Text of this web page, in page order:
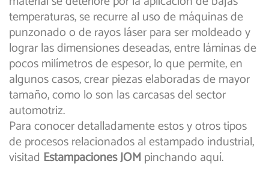
temperaturas, se recurre al uso de máquinas de
punzonado o de rayos láser para ser moldeado y
lograr las dimensiones deseadas, entre láminas de
pocos milímetros de espesor, lo que permite, en
algunos casos, crear piezas elaboradas de mayor
tamaño, como lo son las carcasas del sector
automotriz.
Para conocer detalladamente estos y otros tipos
de procesos relacionados al estampado industrial,
visitad Estampaciones JOMpinchando aquí.